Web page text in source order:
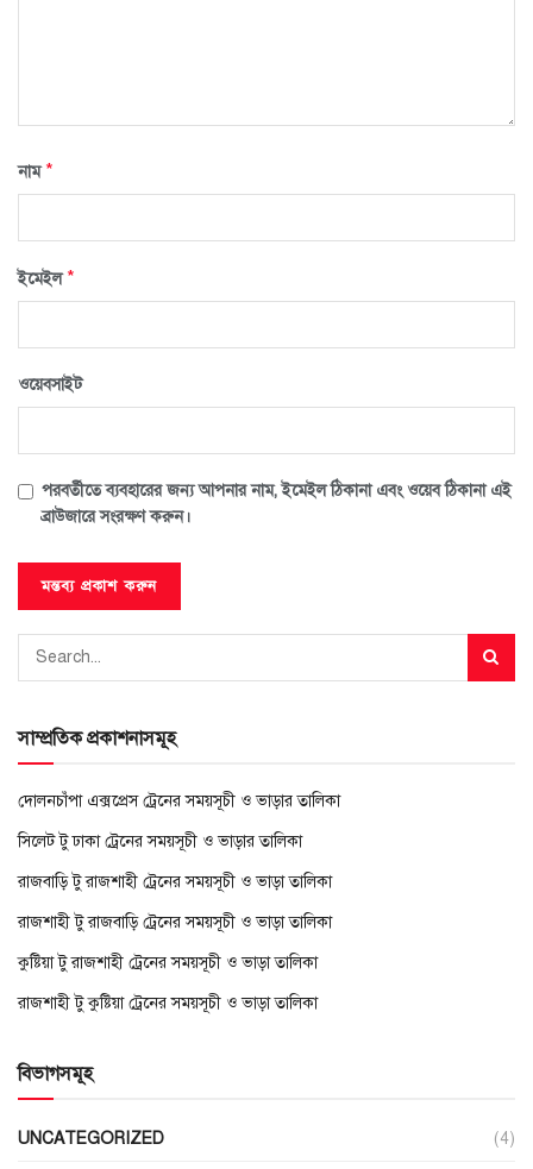
নাম*
ইমেইল*
ওয়েবসাইট
পরবর্তীতে ব্যবহারের জন্য আপনার নাম, ইমেইল ঠিকানা এবং ওয়েব ঠিকানা এই
ব্রাউজারে সংরক্ষণ করুন।
সাম্প্রতিক প্রকাশনাসমূহ
দোলনচাঁপা এক্সপ্রেস ট্রেনের সময়সূচী ও ভাড়ার তালিকা
সিলেট টু ঢাকা ট্রেনের সময়সূচী ও ভাড়ার তালিকা
রাজবাড়ি টু রাজশাহী ট্রেনের সময়সূচী ও ভাড়া তালিকা
রাজশাহী টু রাজবাড়ি ট্রেনের সময়সূচী ও ভাড়া তালিকা
কুষ্টিয়া টু রাজশাহী ট্রেনের সময়সূচী ও ভাড়া তালিকা
রাজশাহী টু কুষ্টিয়া ট্রেনের সময়সূচী ও ভাড়া তালিকা
বিভাগসমূহ
UNCATEGORIZED (4)